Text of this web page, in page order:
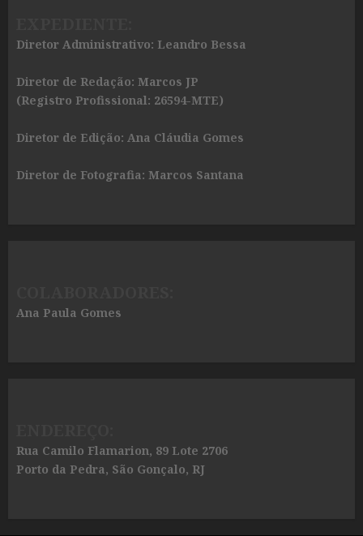
Diretor Administrativo: Leandro Bessa
Diretor de Redação: Marcos JP
(Registro Profissional: 26594-MTE)
Diretor de Edição: Ana Cláudia Gomes
Diretor de Fotografia: Marcos Santana
Ana Paula Gomes
Rua Camilo Flamarion, 89 Lote 2706
Porto da Pedra, São Gonçalo, RJ